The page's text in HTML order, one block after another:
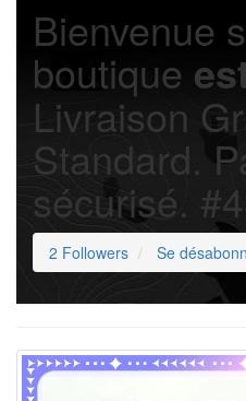
Bienvenue
boutique
Livraison
Standard.
sécurisé.
2 Followers Se